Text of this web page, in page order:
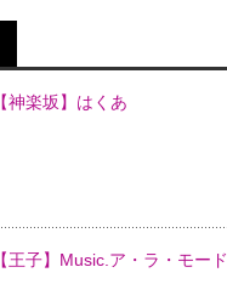
【神楽坂】はくあ
【王子】Music.ア・ラ・モード